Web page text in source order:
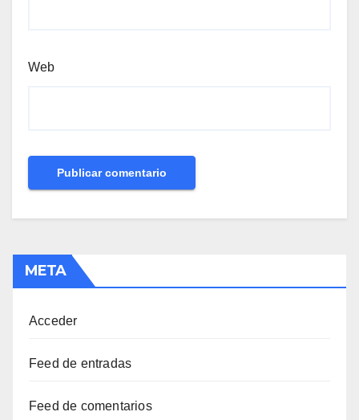
Web
META
Acceder
Feed de entradas
Feed de comentarios